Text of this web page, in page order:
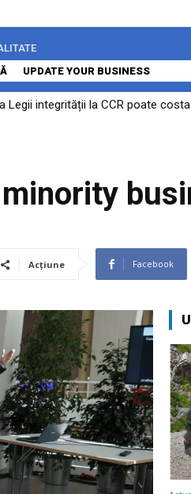
UPDATE YOUR BUSINESS
integrității la CCR poate
Acțiune Facebook